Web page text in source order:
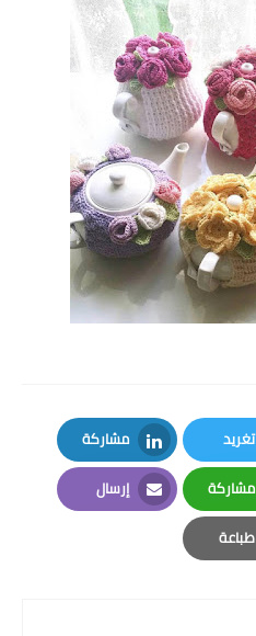
تغريد
Twitter
مشاركة
LinkedIn
مشاركة
Whatsapp
إرسال
Email
طباعة
Print